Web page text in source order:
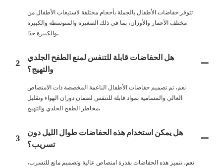
تتوفر حفاضات الأطفال بالجملة بأحجام مختلفة لاستيعاب الأطفال من
مختلف الأعمار والأوزان، بما في ذلك الصغيرة والمتوسطة والكبيرة
والكبيرة جدًا.
2
هل الحفاضات قابلة للتنفس لمنع الطفح الجلدي
والتهيج؟
نعم، تم تصميم حفاضات الأطفال الناعمة المخصصة ذات الامتصاص
العالي والمسامية بمواد قابلة للتنفس لضمان دوران الهواء وتقليل
مخاطر الطفح الجلدي والتهيج.
3
هل يمكن استخدام هذه الحفاضات طوال الليل دون
تسريب؟
نعم، تتميز هذه الحفاضات بقدرة امتصاص عالية وتصميم مانع للتسرب،